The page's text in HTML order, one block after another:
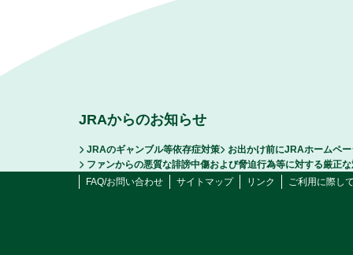
JRAからのお知らせ
JRAのギャンブル等依存症対策
お出かけ前にJRAホームペ
ファンからの悪質な誹謗中傷および脅迫行為等に対する厳正
FAQ/お問い合わせ
サイトマップ リンク ご利用に際し